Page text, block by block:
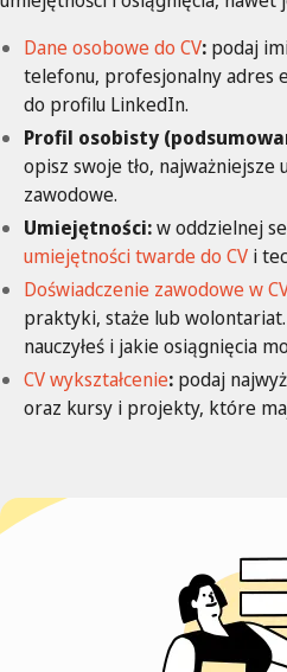
Dane osobowe do CV: podaj
telefonu, profesjonalny adres
do profilu LinkedIn.
Profil osobisty
opisz swoje tło,
zawodowe.
Umiejętności:w oddzielnej
umiejętności twarde do CV i
Doświadczenie zawodowe w
praktyki, staże lub
nauczyłeś i jakie osiągnięcia
CV wykształcenie: podaj
oraz kursy i projekty, które